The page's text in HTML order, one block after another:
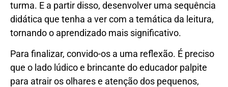
turma. E a partir disso, desenvolver uma sequência
didática que tenha a ver com a temática da leitura,
tornando o aprendizado mais significativo.
Para finalizar, convido-os a uma reflexão. É preciso
que o lado lúdico e brincante do educador palpite
para atrair os olhares e atenção dos pequenos,